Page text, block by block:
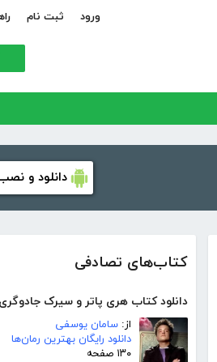
ورود ثبت نام
دانلود و
کتاب‌های تصادفی
دانلود کتاب هری پاتر و سیرک جادوگری
از: سامان یوسفی
دانلود رایگان بهترین رمان‌ها
۱۳۰ صفحه